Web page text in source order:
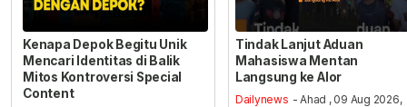
Kenapa Depok Begitu Unik
Mencari Identitas di Balik
Mitos Kontroversi Special
Content
Tindak Lanjut Aduan
Mahasiswa Mentan
Langsung ke Alor
Dailynews - Ahad , 09 Aug 2026,